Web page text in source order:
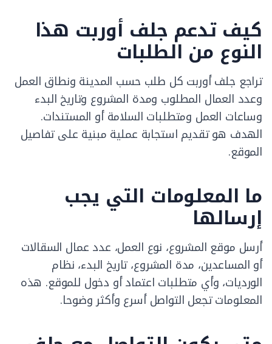
كيف تدعم جلف أوربت هذا
النوع من الطلبات
تراجع جلف أوربت كل طلب حسب المدينة ونطاق العمل
وعدد العمال المطلوب ومدة المشروع وتاريخ البدء
وساعات العمل ومتطلبات السلامة أو المستندات.
الهدف هو تقديم استجابة عملية مبنية على تفاصيل
الموقع.
ما المعلومات التي يجب
إرسالها
أرسل موقع المشروع، نوع العمل، عدد عمال السقالات
أو المساعدين، مدة المشروع، تاريخ البدء، نظام
الورديات، وأي متطلبات اعتماد أو دخول للموقع. هذه
المعلومات تجعل التواصل أسرع وأكثر وضوحا.